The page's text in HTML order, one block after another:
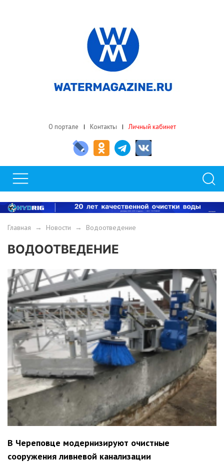
О портале Контакты Личный кабинет
Главная → Новости → Водоотведение
ВОДООТВЕДЕНИЕ
В Череповце модернизируют очистные
сооружения ливневой канализации